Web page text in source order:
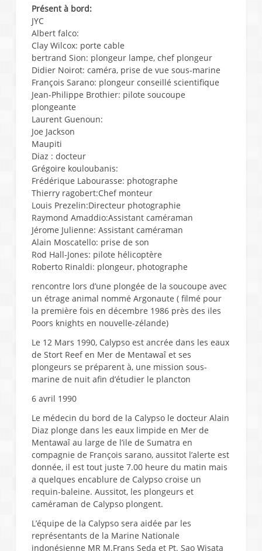
Présent à bord:
JYC
Albert falco:
Clay Wilcox: porte cable
bertrand Sion: plongeur lampe, chef plongeur
Didier Noirot: caméra, prise de vue sous-marine
François Sarano: plongeur conseillé scientifique
Jean-Philippe Brothier: pilote soucoupe
plongeante
Laurent Guenoun:
Joe Jackson
Maupiti
Diaz : docteur
Grégoire kouloubanis:
Frédérique Labourasse: photographe
Thierry ragobert:Chef monteur
Louis Prezelin:Directeur photographie
Raymond Amaddio:Assistant caméraman
Jérome Julienne: Assistant caméraman
Alain Moscatello: prise de son
Rod Hall-Jones: pilote hélicoptère
Roberto Rinaldi: plongeur, photographe
rencontre lors d’une plongée de la soucoupe avec
un étrage animal nommé Argonaute ( filmé pour
la première fois en décembre 1986 près des iles
Poors knights en nouvelle-zélande)
Le 12 Mars 1990, Calypso est ancrée dans les eaux
de Stort Reef en Mer de Mentawaî et ses
plongeurs se préparent à, une mission sous-
marine de nuit afin d’étudier le plancton
6 avril 1990
Le médecin du bord de la Calypso le docteur Alain
Diaz plonge dans les eaux limpide en Mer de
Mentawaî au large de l’ile de Sumatra en
compagnie de François sarano, aussitot l’alerte est
donnée, il est tout juste 7.00 heure du matin mais
a quelques encablure de Calypso croise un
requin-baleine. Aussitot, les plongeurs et
caméraman de Calypso plongent.
L’équipe de la Calypso sera aidée par les
représentants de la Marine Nationale
indonésienne MR M.Frans Seda et Pt. Sao Wisata